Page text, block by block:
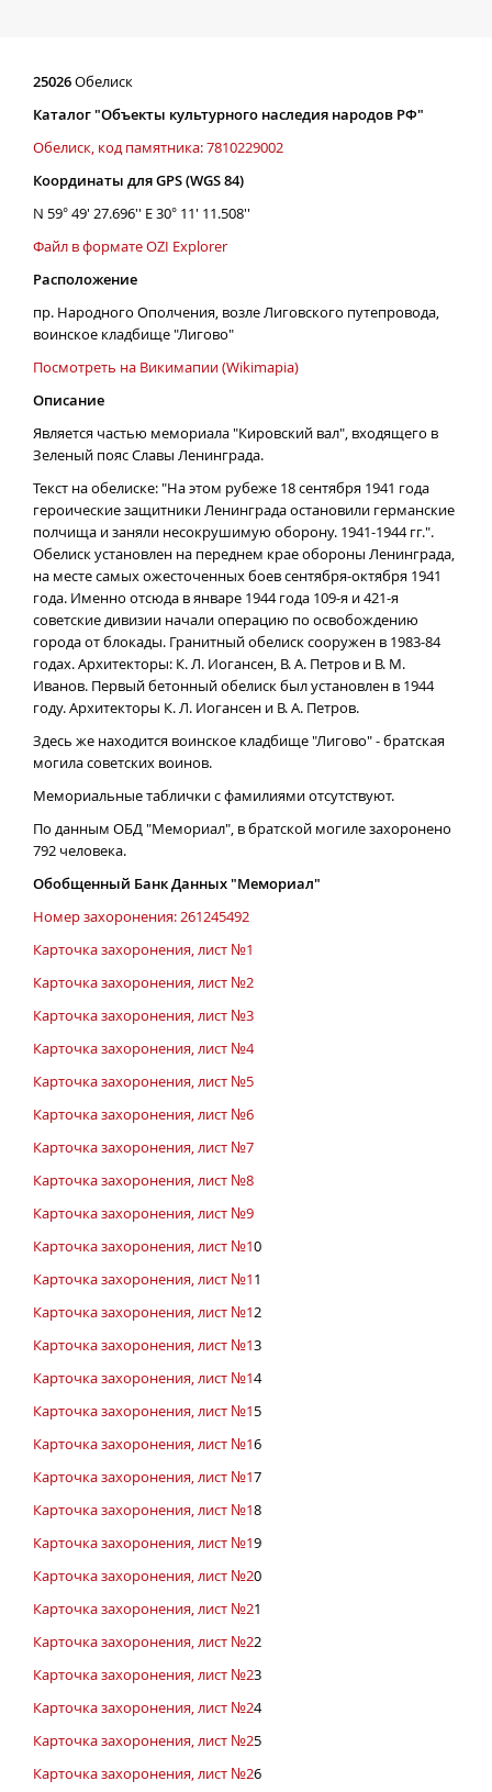
25026Обелиск
Каталог "Объекты культурного наследия народов РФ"
Обелиск, код памятника: 7810229002
Координаты для GPS (WGS 84)
N 59° 49' 27.696'' E 30° 11' 11.508''
Файл в формате OZI Explorer
Расположение
пр. Народного Ополчения, возле Лиговского путепровода,
воинское кладбище "Лигово"
Посмотреть на Викимапии (Wikimapia)
Описание
Является частью мемориала "Кировский вал", входящего в
Зеленый пояс Славы Ленинграда.
Текст на обелиске: "На этом рубеже 18 сентября 1941 года
героические защитники Ленинграда остановили германские
полчища и заняли несокрушимую оборону. 1941-1944 гг.".
Обелиск установлен на переднем крае обороны Ленинграда,
на месте самых ожесточенных боев сентября-октября 1941
года. Именно отсюда в январе 1944 года 109-я и 421-я
советские дивизии начали операцию по освобождению
города от блокады. Гранитный обелиск сооружен в 1983-84
годах. Архитекторы: К. Л. Иогансен, В. А. Петров и В. М.
Иванов. Первый бетонный обелиск был установлен в 1944
году. Архитекторы К. Л. Иогансен и В. А. Петров.
Здесь же находится воинское кладбище "Лигово" - братская
могила советских воинов.
Мемориальные таблички с фамилиями отсутствуют.
По данным ОБД "Мемориал", в братской могиле захоронено
792 человека.
Обобщенный Банк Данных "Мемориал"
Номер захоронения: 261245492
Карточка захоронения, лист №1
Карточка захоронения, лист №2
Карточка захоронения, лист №3
Карточка захоронения, лист №4
Карточка захоронения, лист №5
Карточка захоронения, лист №6
Карточка захоронения, лист №7
Карточка захоронения, лист №8
Карточка захоронения, лист №9
Карточка захоронения, лист №10
Карточка захоронения, лист №11
Карточка захоронения, лист №12
Карточка захоронения, лист №13
Карточка захоронения, лист №14
Карточка захоронения, лист №15
Карточка захоронения, лист №16
Карточка захоронения, лист №17
Карточка захоронения, лист №18
Карточка захоронения, лист №19
Карточка захоронения, лист №20
Карточка захоронения, лист №21
Карточка захоронения, лист №22
Карточка захоронения, лист №23
Карточка захоронения, лист №24
Карточка захоронения, лист №25
Карточка захоронения, лист №26